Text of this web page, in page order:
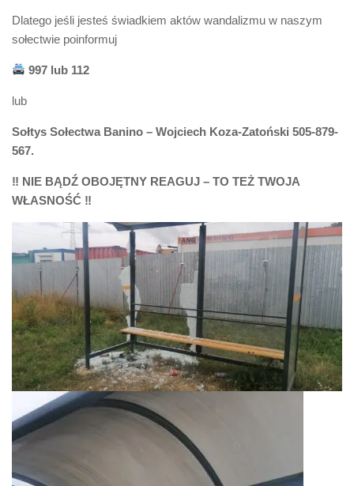
Dlatego jeśli jesteś świadkiem aktów wandalizmu w naszym
sołectwie poinformuj
997 lub 112
lub
Sołtys Sołectwa Banino – Wojciech Koza-Zatoński 505-879-
567.
‼ NIE BĄDŹ OBOJĘTNY REAGUJ – TO TEŻ TWOJA
WŁASNOŚĆ ‼